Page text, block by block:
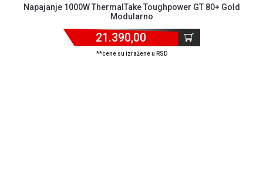
Napajanje 1000W ThermalTake Toughpower GT 80+ Gold
Modularno
21.390,00
**cene su izražene u RSD